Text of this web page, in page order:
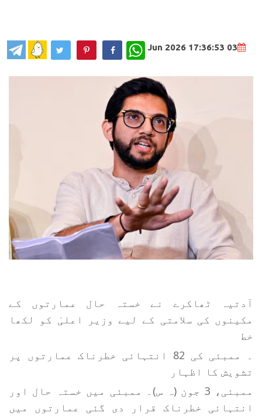
03 Jun 2026 17:36:53
WhatsApp
آدتیہ ٹھاکرے نے خستہ حال عمارتوں کے
مکینوں کی سلامتی کے لیے وزیر اعلیٰ کو لکھا
خط
۔ ممبئی کی 82 انتہائی خطرناک عمارتوں پر
تشویش کا اظہار
ممبئی، 3 جون (ہ س)۔ ممبئی میں خستہ حال اور
انتہائی خطرناک قرار دی گئی عمارتوں میں